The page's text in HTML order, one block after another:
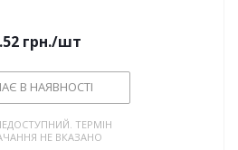
грн./шт
В НАЯВНОСТІ
ТЕРМІН
НЕ ВКАЗАНО